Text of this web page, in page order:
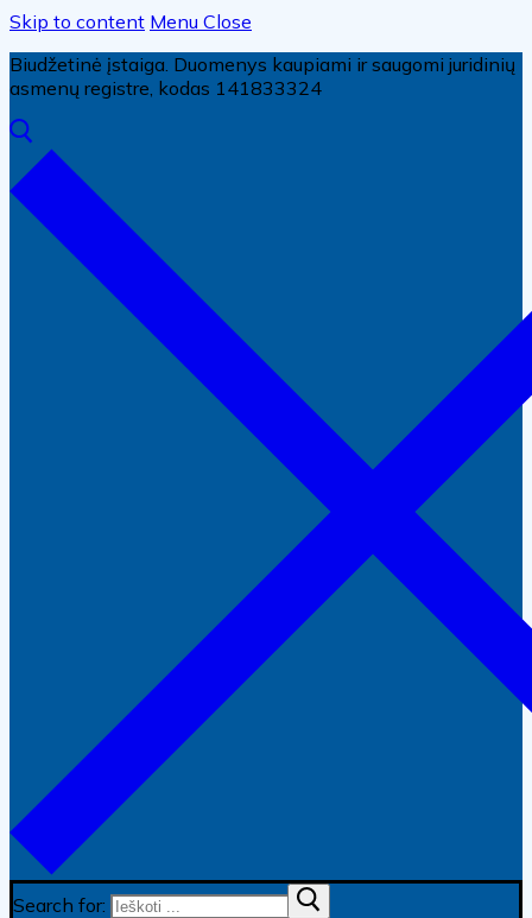
Skip to content Menu Close
Biudžetinė įstaiga. Duomenys kaupiami ir saugomi juridinių
asmenų registre, kodas 141833324
Search for: